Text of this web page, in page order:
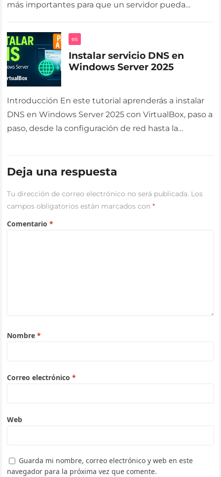
más importantes para que un servidor pueda
es
Instalar servicio DNS en
Windows Server 2025
Introducción En este tutorial aprenderás a instalar
DNS en Windows Server 2025 con VirtualBox, paso a
paso, desde la configuración de red hasta la
Deja una respuesta
Tu dirección de correo electrónico no será publicada. Los
campos obligatorios están marcados con*
Comentario*
Nombre*
Correo electrónico*
Web
Guarda mi nombre, correo electrónico y web en este
navegador para la próxima vez que comente.